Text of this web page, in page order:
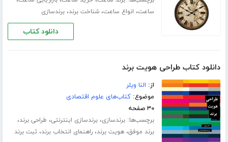
ساعت، انواع ساعت،شناخت برند،برندسازی
دانلود کتاب
دانلود کتاب طراحی هویت برند
از: النا ویلر
موضوع:کتاب‌های علوم اقتصادی
۳۰ صفحه
برچسب‌ها:برندسازی،برندسازی اینترنتی، طراحی برند،
برند موفق،هویت برند،راهنمای انتخاب برند، ثبت برند